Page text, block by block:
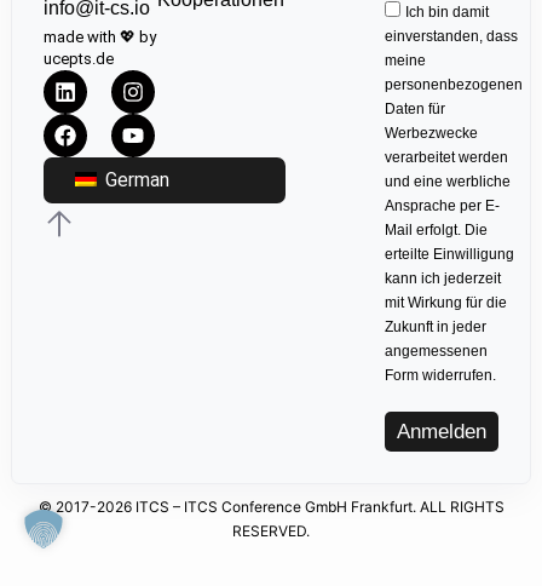
info@it-cs.io
made with 💖 by
ucepts.de
German
Ich bin damit
einverstanden, dass
meine
personenbezogenen
Daten für
Werbezwecke
verarbeitet werden
und eine werbliche
Ansprache per E-
Mail erfolgt. Die
erteilte Einwilligung
kann ich jederzeit
mit Wirkung für die
Zukunft in jeder
angemessenen
Form widerrufen.
Anmelden
© 2017-2026 ITCS – ITCS Conference GmbH Frankfurt. ALL RIGHTS
RESERVED.